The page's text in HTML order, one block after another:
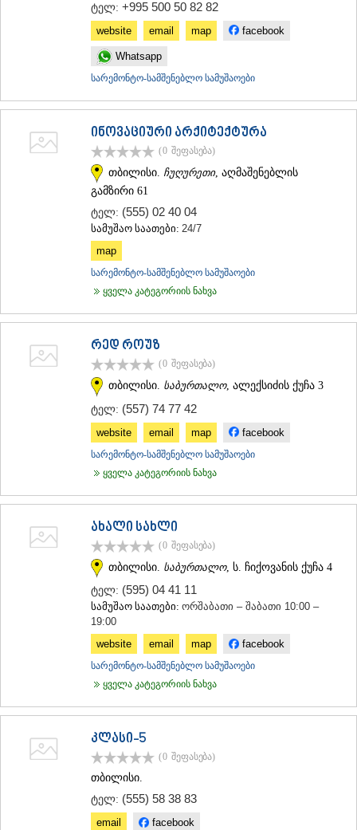
ტელ: +995 500 50 82 82
website email map facebook
Whatsapp
სარემონტო-სამშენებლო სამუშაოები
ინოვაციური არქიტექტურა
(0 შეფასება)
თბილისი. ჩუღურეთი, აღმაშენებლის
გამზირი 61
ტელ: (555) 02 40 04
სამუშაო საათები: 24/7
map
სარემონტო-სამშენებლო სამუშაოები
ყველა კატეგორიის ნახვა
რედ როუზ
(0 შეფასება)
თბილისი. საბურთალო, ალექსიძის ქუჩა 3
ტელ: (557) 74 77 42
website email map facebook
სარემონტო-სამშენებლო სამუშაოები
ყველა კატეგორიის ნახვა
ახალი სახლი
(0 შეფასება)
თბილისი. საბურთალო, ს. ჩიქოვანის ქუჩა 4
ტელ: (595) 04 41 11
სამუშაო საათები: ორშაბათი – შაბათი 10:00 –
19:00
website
email map facebook
სარემონტო-სამშენებლო სამუშაოები
ყველა კატეგორიის ნახვა
კლასი-5
(0 შეფასება)
თბილისი.
ტელ: (555) 58 38 83
email facebook